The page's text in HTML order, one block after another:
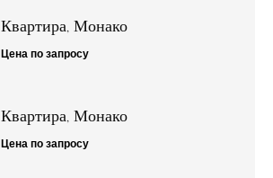
Квартира, Монако
Цена по запросу
Квартира, Монако
Цена по запросу